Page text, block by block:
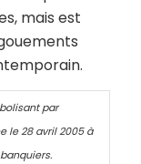
mais est